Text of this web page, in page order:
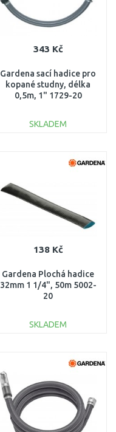
343 Kč
Gardena sací hadice pro
kopané studny, délka
0,5m, 1" 1729-20
SKLADEM
138 Kč
Gardena Plochá hadice
32mm 1 1/4", 50m 5002-
20
SKLADEM